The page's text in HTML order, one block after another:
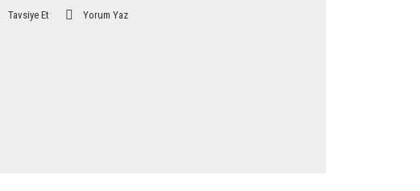
Tavsiye Et Yorum Yaz